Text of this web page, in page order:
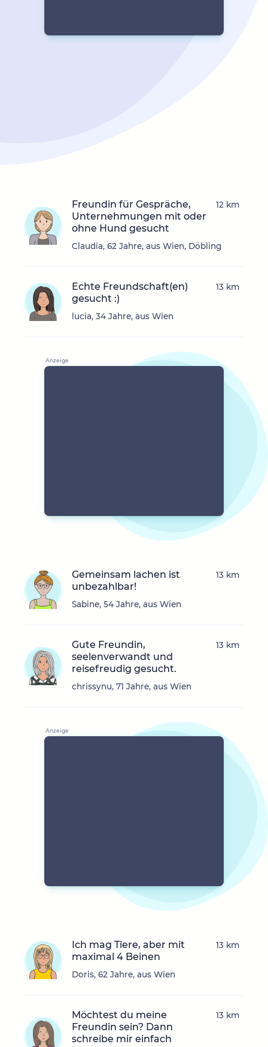
Freundin für Gespräche,
Unternehmungen mit oder
ohne Hund gesucht
Claudia, 62 Jahre, aus Wien, Döbling
12 km
Echte Freundschaft(en)
gesucht :)
lucia, 34 Jahre, aus Wien
13 km
Gemeinsam lachen ist
unbezahlbar!
Sabine, 54 Jahre, aus Wien
13 km
Gute Freundin,
seelenverwandt und
reisefreudig gesucht.
chrissynu, 71 Jahre, aus Wien
13 km
Ich mag Tiere, aber mit
maximal 4 Beinen
Doris, 62 Jahre, aus Wien
13 km
Möchtest du meine
Freundin sein? Dann
schreibe mir einfach
13 km